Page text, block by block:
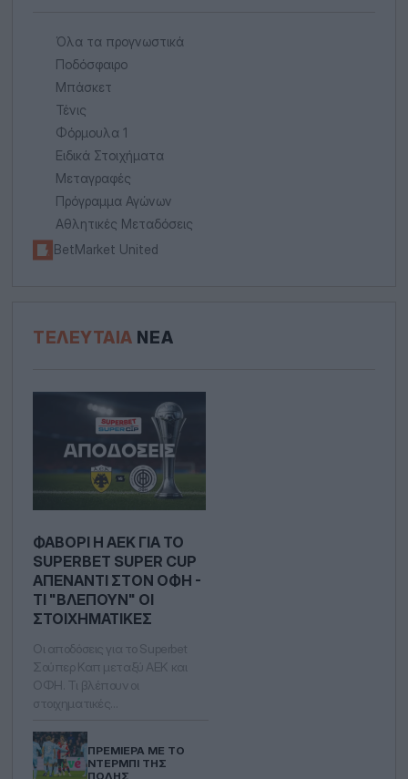
Όλα τα προγνωστικά
Ποδόσφαιρο
Μπάσκετ
Τένις
Φόρμουλα 1
Ειδικά Στοιχήματα
Μεταγραφές
Πρόγραμμα Αγώνων
Αθλητικές Μεταδόσεις
BetMarket United
ΤΕΛΕΥΤΑΊΑ ΝΈΑ
ΦΑΒΟΡΊ Η ΑΕΚ ΓΙΑ ΤΟ
SUPERBET SUPER CUP
ΑΠΈΝΑΝΤΙ ΣΤOΝ ΟΦΗ -
ΤΙ "ΒΛΈΠΟΥΝ" ΟΙ
ΣΤΟΙΧΗΜΑΤΙΚΈΣ
Οι αποδόσεις για το Superbet
Σούπερ Καπ μεταξύ ΑΕΚ και
ΟΦΗ. Τι βλέπουν οι
στοιχηματικές…
ΠΡΕΜΙΈΡΑ ΜΕ ΤΟ
ΝΤΈΡΜΠΙ ΤΗΣ
ΠΌΛΗΣ